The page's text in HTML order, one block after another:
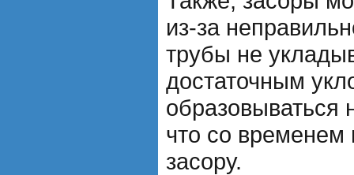
из-за
трубы не
достаточным
образовываться
что со временем
засору.